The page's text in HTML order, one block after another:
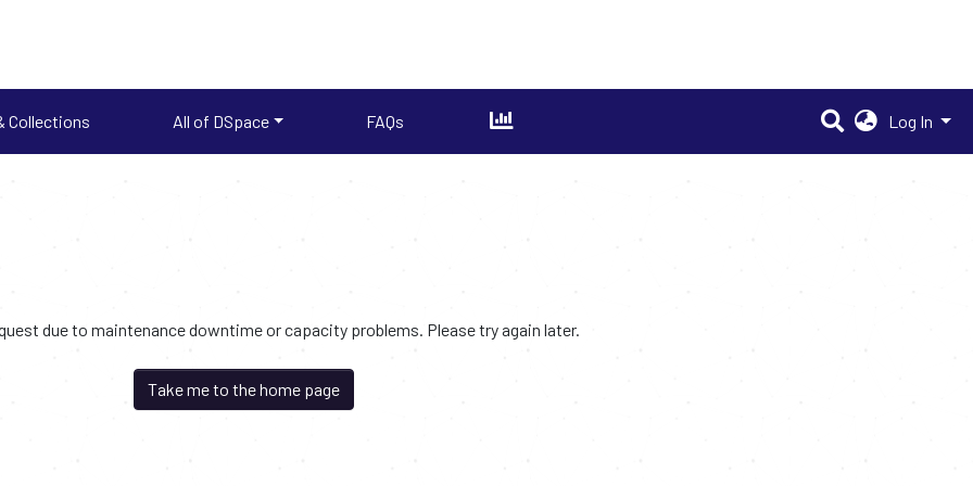
Collections All of DSpace FAQs Log In
due to maintenance downtime or capacity problems. Please try again later.
Take me to the home page